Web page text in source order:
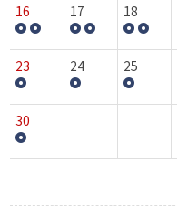
16 17 18
23 24 25
30